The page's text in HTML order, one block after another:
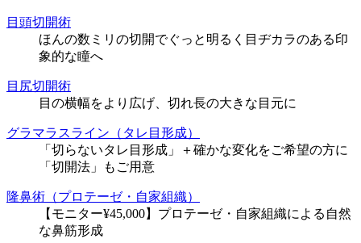
目頭切開術
ほんの数ミリの切開でぐっと明るく目ヂカラのある印
象的な瞳へ
目尻切開術
目の横幅をより広げ、切れ長の大きな目元に
グラマラスライン（タレ目形成）
「切らないタレ目形成」＋確かな変化をご希望の方に
「切開法」もご用意
隆鼻術（プロテーゼ・自家組織）
【モニター¥45,000】プロテーゼ・自家組織による自然
な鼻筋形成